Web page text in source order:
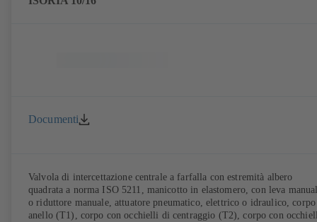
Documenti
Valvola di intercettazione centrale a farfalla con estremità albero
quadrata a norma ISO 5211, manicotto in elastomero, con leva
o riduttore manuale, attuatore pneumatico, elettrico o idraulico, corpo
anello (T1), corpo con occhielli di centraggio (T2), corpo con